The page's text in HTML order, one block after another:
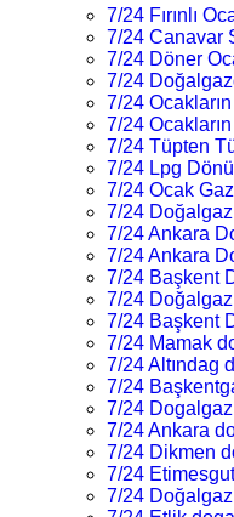
7/24 Fırınlı
7/24 Canavar
7/24 Döner
7/24
7/24
7/24
7/24 Tüpten
7/24 Lpg
7/24 Ocak
7/24 Doğalgaz
7/24 Ankara
7/24 Ankara
7/24 Başkent
7/24
7/24 Başkent
7/24 Mamak
7/24 Altındag
7/24
7/24
7/24 Ankara
7/24 Dikmen
7/24
7/24